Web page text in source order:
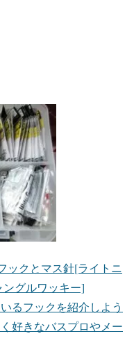
ックとマス針[ライトニ
グルワッキー]
るフックを紹介しよう
好きなバスプロやメー